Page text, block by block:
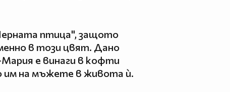
птица", защото
в този цвят. Дано
е винаги в кофти
им на мъжете в живота ѝ.